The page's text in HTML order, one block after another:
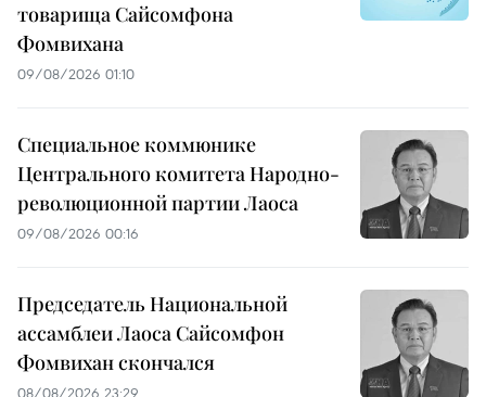
товарища Сайсомфона
Фомвихана
09/08/2026 01:10
Специальное коммюнике
Центрального комитета Народно-
революционной партии Лаоса
09/08/2026 00:16
Председатель Национальной
ассамблеи Лаоса Сайсомфон
Фомвихан скончался
08/08/2026 23:29